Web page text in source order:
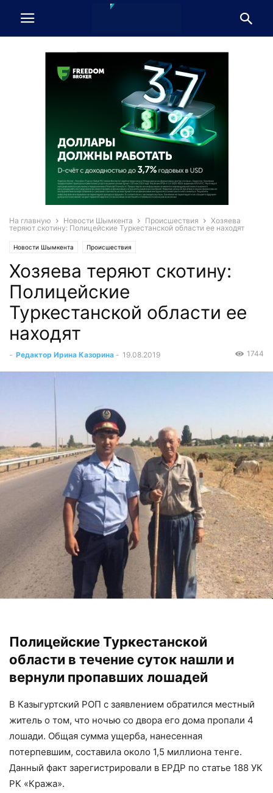
На главную Новости Шымкента Происшествия
Хозяева
теряют скотину: Полицейские Туркестанской области ее находят
Новости Шымкента Происшествия
Хозяева теряют скотину:
Полицейские
Туркестанской области ее
находят
- Редактор Ирина Казорина - 19.08.2019 1744
Полицейские Туркестанской
области в течение суток нашли и
вернули пропавших лошадей
В Казыгуртский РОП с заявлением обратился местный
житель о том, что ночью со двора его дома пропали 4
лошади. Общая сумма ущерба, нанесенная
потерпевшим, составила около 1,5 миллиона тенге.
Данный факт зарегистрировали в ЕРДР по статье 188 УК
РК «Кража».